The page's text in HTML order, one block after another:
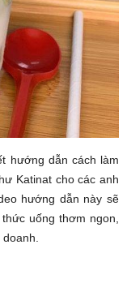
hướng dẫn cách làm
Katinat cho các anh
hướng dẫn này sẽ
uống thơm ngon,